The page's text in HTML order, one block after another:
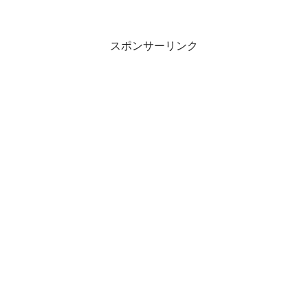
スポンサーリンク